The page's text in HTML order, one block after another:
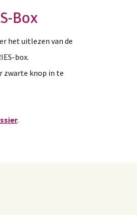
Box
het uitlezen van de
box.
zwarte knop in te
.